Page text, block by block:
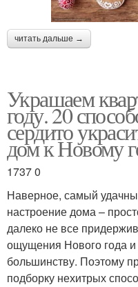
читать дальше →
Украшаем
году. 20
сердито
дом к Новому
1737 0
Наверное, самый
настроение дома –
далеко не все
ощущения Нового года и
большинству. Поэтому
подборку нехитрых